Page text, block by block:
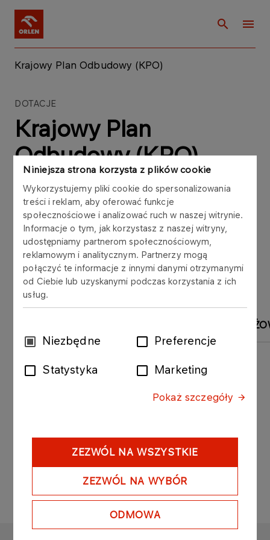
Niniejsza strona korzysta z plików cookie
Wykorzystujemy pliki cookie do spersonalizowania
treści i reklam, aby oferować funkcje
społecznościowe i analizować ruch w naszej witrynie.
Informacje o tym, jak korzystasz z naszej witryny,
udostępniamy partnerom społecznościowym,
reklamowym i analitycznym. Partnerzy mogą
połączyć te informacje z innymi danymi otrzymanymi
od Ciebie lub uzyskanymi podczas korzystania z ich
usług.
WybórNiezbędne Preferencje
Statystyka Marketing
Pokaż szczegóły
ZEZWÓL NA WSZYSTKIE
ZEZWÓL NA WYBÓR
ODMOWA
Krajowy Plan Odbudowy (KPO)
DOTACJE
Krajowy Plan
Odbudowy (KPO)
Green H2 – budowa instalacji do
projektu: KPOD.03.18-IW.05-